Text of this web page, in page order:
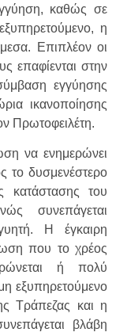
καθώς σε
η
Επιπλέον οι
επαφίενται στην
εγγύησης
ικανοποίησης
Πρωτοφειλέτη.
να ενημερώνει
το δυσμενέστερο
κατάστασης του
συνεπάγεται
Η έγκαιρη
που το χρέος
ή πολύ
εξυπηρετούμενο
Τράπεζας και η
βλάβη